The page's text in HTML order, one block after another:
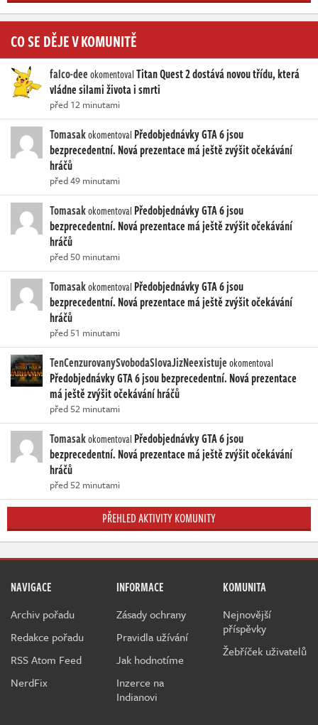
CO SE DĚJE V KOMUNITĚ
falco-deeokomentovalTitan Quest 2 dostává novou třídu, která
vládne silami života i smrti
před 12 minutami
Tomasakokomentoval Předobjednávky GTA 6 jsou
bezprecedentní. Nová prezentace má ještě zvýšit očekávání
hráčů
před 49 minutami
Tomasakokomentoval Předobjednávky GTA 6 jsou
bezprecedentní. Nová prezentace má ještě zvýšit očekávání
hráčů
před 50 minutami
Tomasakokomentoval Předobjednávky GTA 6 jsou
bezprecedentní. Nová prezentace má ještě zvýšit očekávání
hráčů
před 51 minutami
TenCenzurovanySvobodaSlovaJizNeexistujeokomentoval
Předobjednávky GTA 6 jsou bezprecedentní. Nová prezentace
má ještě zvýšit očekávání hráčů
před 52 minutami
Tomasakokomentoval Předobjednávky GTA 6 jsou
bezprecedentní. Nová prezentace má ještě zvýšit očekávání
hráčů
před 52 minutami
PŘEHLED AKTIVITY KOMUNITY
NAVIGACE
Archiv pořadu
Redakce pořadu
RSS Atom Feed
NerdFix
INFORMACE
Zásady ochrany
Pravidla užívání
Jak hodnotíme
Inzerce na
Indianovi
KOMUNITA
Nejnovější
příspěvky
Žebříček uživatelů